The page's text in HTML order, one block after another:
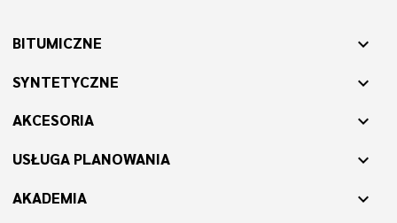
BITUMICZNE expand_more
SYNTETYCZNE expand_more
AKCESORIA expand_more
USŁUGA PLANOWANIA expand_more
AKADEMIA
expand_more